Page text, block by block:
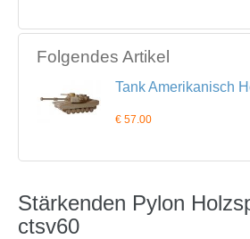
Folgendes Artikel
Tank Amerikanisch
€ 57.00
Stärkenden Pylon
ctsv60